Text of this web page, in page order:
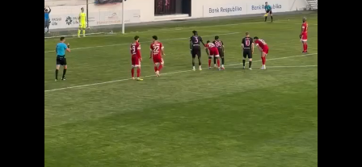
“Zirə” hesabı bərabərləşdirdi
11.04.2026
QAFQAZINFO.AZ